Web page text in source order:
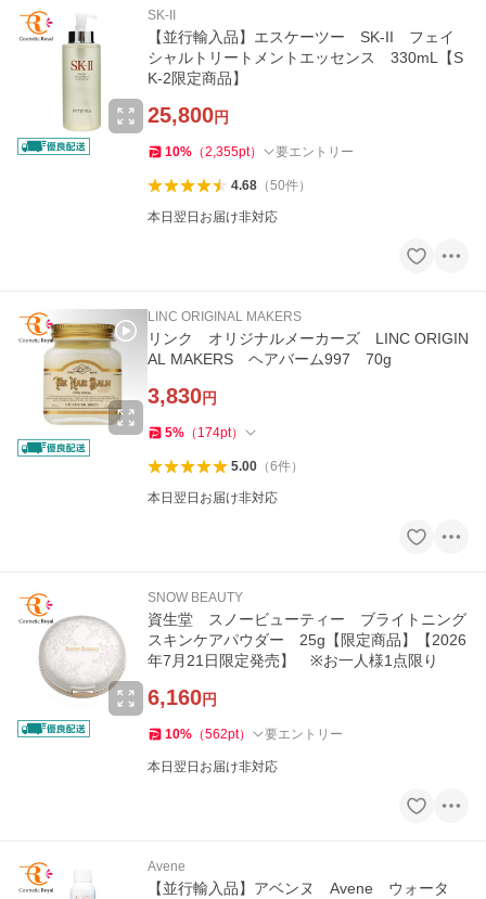
SK-II
【並行輸入品】エスケーツー SK-II フェイ
シャルトリートメントエッセンス 330mL【S
K-2限定商品】
25,800円
10% （2,355pt） 要エントリー
4.68（50件）
本日翌日お届け非対応
LINC ORIGINAL MAKERS
リンク オリジナルメーカーズ LINC ORIGIN
AL MAKERS ヘアバーム997 70g
3,830円
5% （ 174pt）
5.00（6件）
本日翌日お届け非対応
SNOW BEAUTY
資生堂 スノービューティー ブライトニング
スキンケアパウダー 25g【限定商品】【2026
年7月21日限定発売】 ※お一人様1点限り
6,160円
10% （562pt） 要エントリー
本日翌日お届け非対応
Avene
【並行輸入品】アベンヌ Avene ウォータ